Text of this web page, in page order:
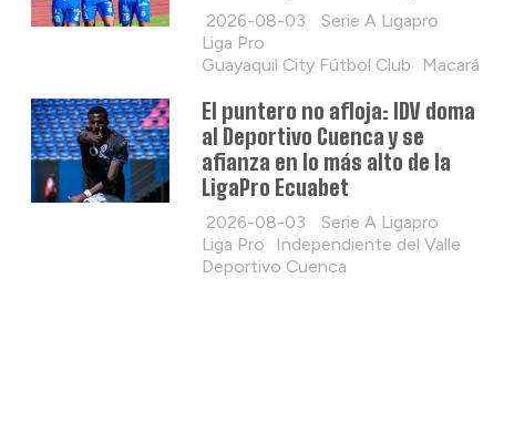
2026-08-03
Serie A Ligapro
Liga Pro
Guayaquil City Fútbol Club
Macará
El puntero no afloja: IDV doma
al Deportivo Cuenca y se
afianza en lo más alto de la
LigaPro Ecuabet
2026-08-03
Serie A Ligapro
Liga Pro
Independiente del Valle
Deportivo Cuenca